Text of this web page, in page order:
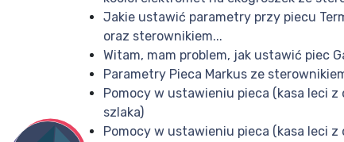
Jakie ustawić parametry przy piecu
oraz sterownikiem...
Witam, mam problem, jak ustawić piec
Parametry Pieca Markus ze
Pomocy w ustawieniu pieca (kasa leci
szlaka)
Pomocy w ustawieniu pieca (kasa leci